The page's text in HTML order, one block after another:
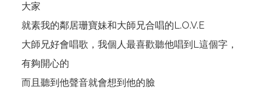
大家
就素我的鄰居珊寶妹和大師兄合唱的L.O.V.E
大師兄好會唱歌，我個人最喜歡聽他唱到L這個字，
有夠開心的
而且聽到他聲音就會想到他的臉